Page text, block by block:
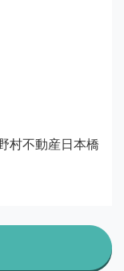
村不動産日本橋